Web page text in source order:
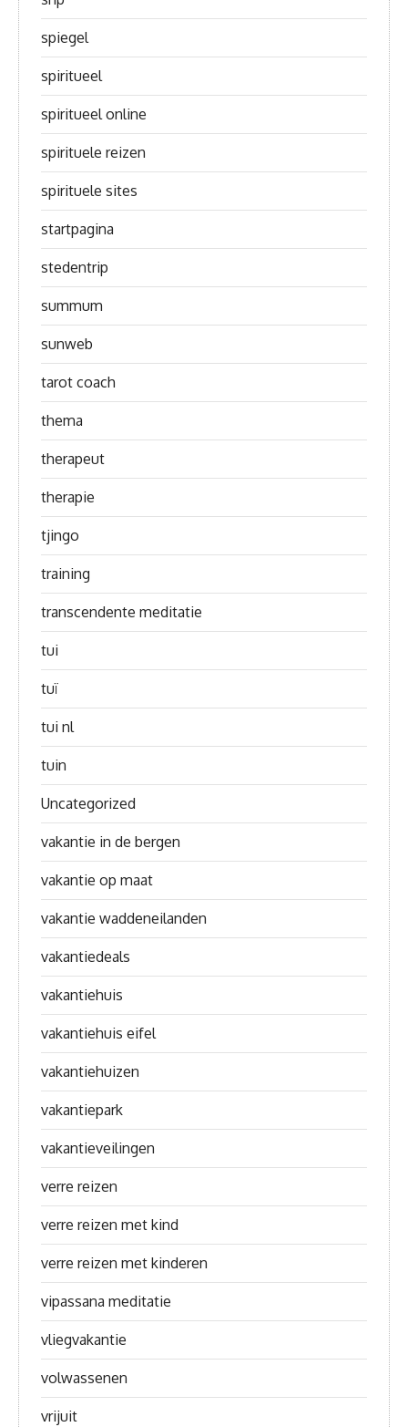
spiegel
spiritueel
spiritueel online
spirituele reizen
spirituele sites
startpagina
stedentrip
summum
sunweb
tarot coach
thema
therapeut
therapie
tjingo
training
transcendente meditatie
tui
tuï
tui nl
tuin
Uncategorized
vakantie in de bergen
vakantie op maat
vakantie waddeneilanden
vakantiedeals
vakantiehuis
vakantiehuis eifel
vakantiehuizen
vakantiepark
vakantieveilingen
verre reizen
verre reizen met kind
verre reizen met kinderen
vipassana meditatie
vliegvakantie
volwassenen
vrijuit